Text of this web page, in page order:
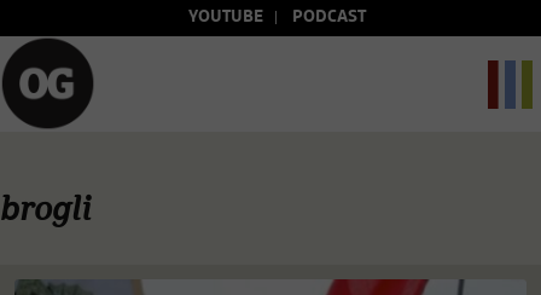
YOUTUBE PODCAST
brogli